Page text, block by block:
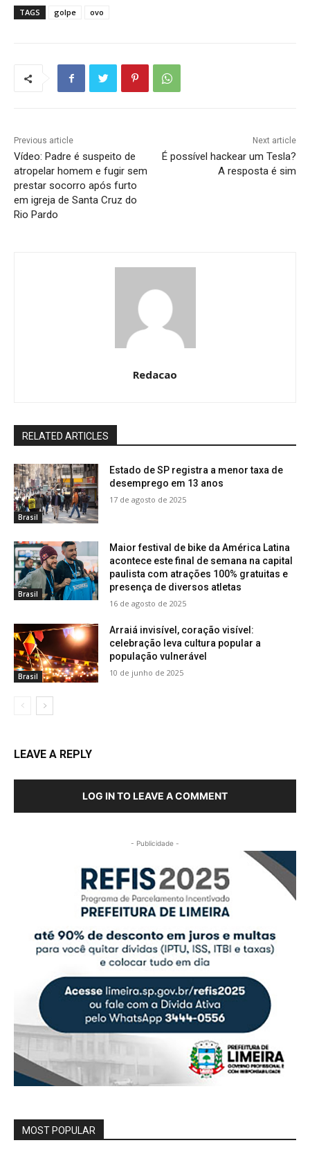
TAGS golpe ovo
Previous article
Vídeo: Padre é suspeito de
atropelar homem e fugir sem
prestar socorro após furto
em igreja de Santa Cruz do
Rio Pardo
Next article
É possível hackear um Tesla?
A resposta é sim
Redacao
RELATED ARTICLES
Brasil
Estado de SP registra a menor taxa de
desemprego em 13 anos
17 de agosto de 2025
Brasil
Maior festival de bike da América Latina
acontece este final de semana na capital
paulista com atrações 100% gratuitas e
presença de diversos atletas
16 de agosto de 2025
Brasil
Arraiá invisível, coração visível:
celebração leva cultura popular a
população vulnerável
10 de junho de 2025
LEAVE A REPLY
LOG IN TO LEAVE A COMMENT
- Publicidade -
MOST POPULAR